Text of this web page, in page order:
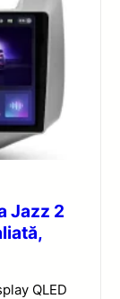
Jazz 2
QLED